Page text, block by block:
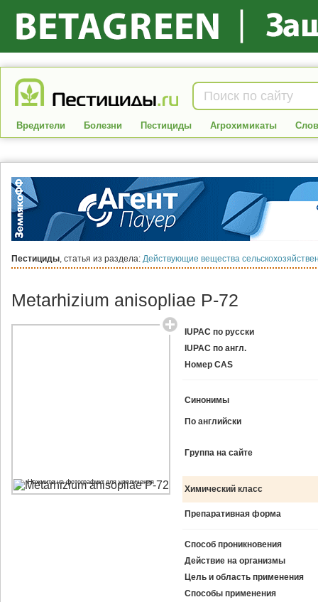
Вредители Болезни Пестициды Агрохимикаты
Пестициды, статья из раздела: Действующие вещества
Metarhizium anisopliae Р-72
IUPAC по русски
IUPAC по англ.
Номер CAS
Синонимы
По английски
Группа на сайте
Химический класс
Препаративная форма
Способ проникновения
Действие на организмы
Цель и область применения
Способы применения
Нажмите на фотографию для увеличения